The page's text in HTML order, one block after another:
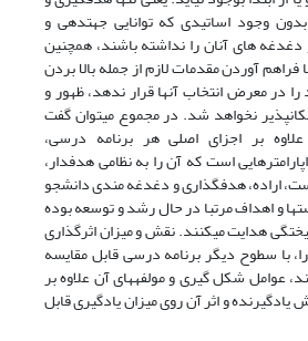
بدون وجود اساتیدی که توانایی جهتدهی و
دغدغه های آنان را نداشته باشند، همچنین
آوردن مقدمات لازم از جمله بالا بردن
در معرض انتخاب آنها قرار ندهد، ظهور و
نخواهد شد. در مجموع میتوان گفت
بر اجزای اصلی هر برنامه درسی،
است که آن را به نظامی هدفدار،
اراده، هدفگذاری و دغدغه مندی دانشجو
و اهداف مرتبا در حال رشد و توسعه بوده
هدایت میکنند. نقش و میزان اثرگذاری
با سطوح دیگر برنامه درسی قابل مقایسه
عوامل شکل گیری و مولفههای آن علاوه بر
و اثر آن روی میزان یادگیری قابل